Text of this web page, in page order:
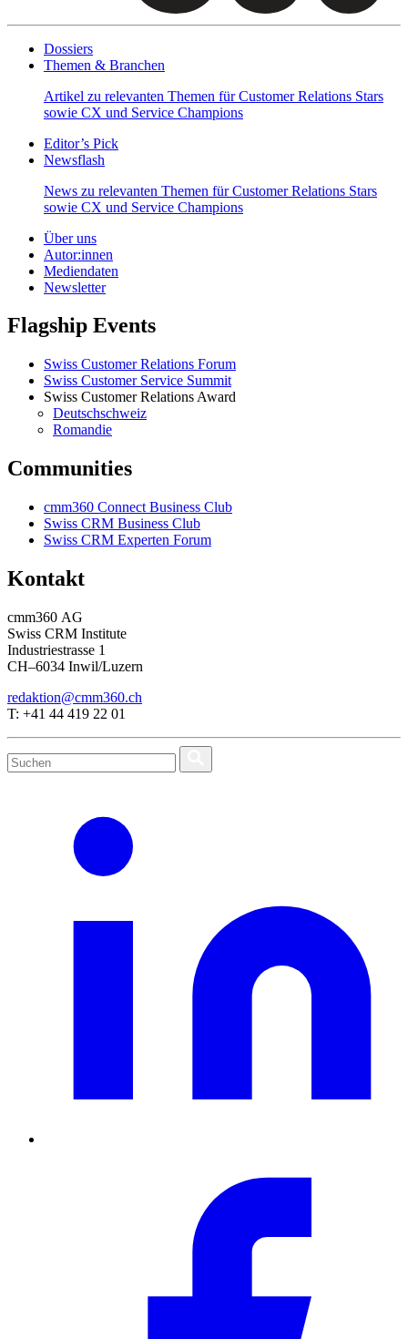
Dossiers
Themen & Branchen
Artikel zu relevanten Themen für Customer Relations Stars
sowie CX und Service Champions
Editor’s Pick
Newsflash
News zu relevanten Themen für Customer Relations Stars
sowie CX und Service Champions
Über uns
Autor:innen
Mediendaten
Newsletter
Flagship Events
Swiss Customer Relations Forum
Swiss Customer Service Summit
Swiss Customer Relations Award
Deutschschweiz
Romandie
Communities
cmm360 Connect Business Club
Swiss CRM Business Club
Swiss CRM Experten Forum
Kontakt
cmm360 AG
Swiss CRM Institute
Industriestrasse 1
CH–6034 Inwil/Luzern
redaktion@cmm360.ch
T: +41 44 419 22 01